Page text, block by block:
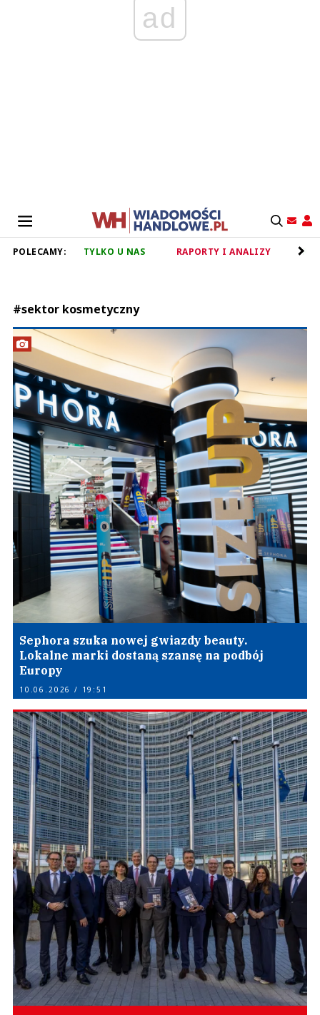
ad
POLECAMY: TYLKO U NAS RAPORTY I ANALIZY
#sektor kosmetyczny
Sephora szuka nowej gwiazdy beauty.
Lokalne marki dostaną szansę na podbój
Europy
10.06.2026 / 19:51